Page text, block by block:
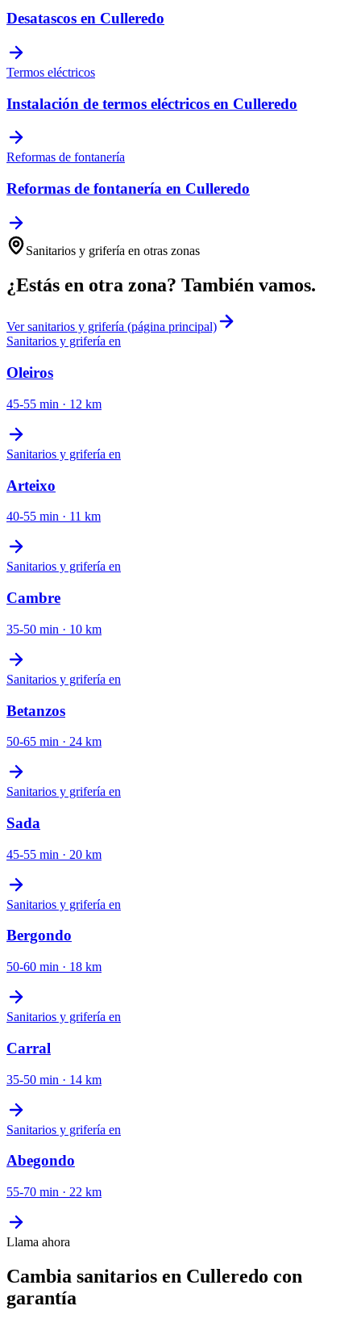
Desatascos en Culleredo
Termos eléctricos
Instalación de termos eléctricos en Culleredo
Reformas de fontanería
Reformas de fontanería en Culleredo
Sanitarios y grifería en otras zonas
¿Estás en otra zona? También vamos.
Versanitarios y grifería (página principal)
Sanitarios y grifería en
Oleiros
45-55 min · 12 km
Sanitarios y grifería en
Arteixo
40-55 min · 11 km
Sanitarios y grifería en
Cambre
35-50 min · 10 km
Sanitarios y grifería en
Betanzos
50-65 min · 24 km
Sanitarios y grifería en
Sada
45-55 min · 20 km
Sanitarios y grifería en
Bergondo
50-60 min · 18 km
Sanitarios y grifería en
Carral
35-50 min · 14 km
Sanitarios y grifería en
Abegondo
55-70 min · 22 km
Llama ahora
Cambia sanitarios en Culleredo con
garantía